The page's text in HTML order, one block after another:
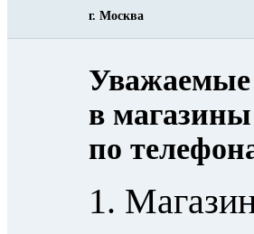
г. Москва
Уважаемые
в
по
1.